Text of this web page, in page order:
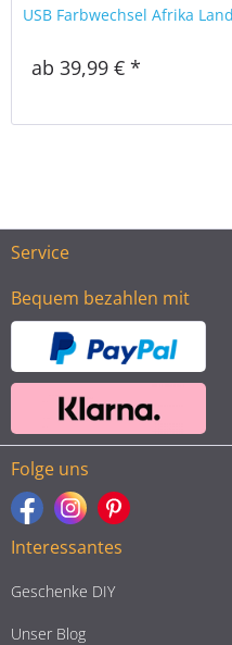
USB Farbwechsel Afrika
ab 39,99 € *
Service
Bequem bezahlen mit
Folge uns
Interessantes
Geschenke DIY
Unser Blog